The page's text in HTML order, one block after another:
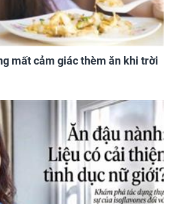
mất cảm giác thèm ăn khi trời